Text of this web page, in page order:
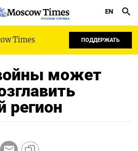
РУССКАЯ СЛУЖБА
EN
Times ПОДДЕРЖАТЬ
может
регион